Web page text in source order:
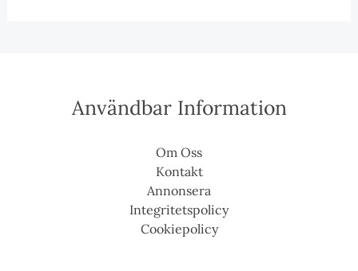
Användbar Information
Om Oss
Kontakt
Annonsera
Integritetspolicy
Cookiepolicy